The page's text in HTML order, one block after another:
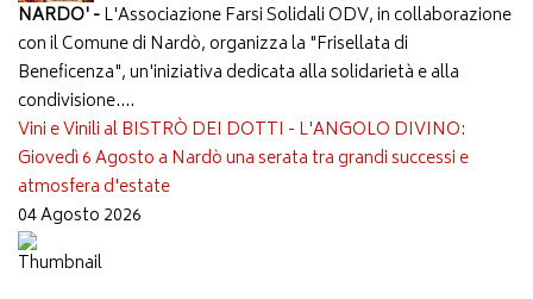
NARDO' -L'Associazione Farsi Solidali ODV, in collaborazione
con il Comune di Nardò, organizza la "Frisellata di
Beneficenza", un'iniziativa dedicata alla solidarietà e alla
condivisione....
Vini e Vinili al BISTRÒ DEI DOTTI - L'ANGOLO DIVINO:
Giovedì 6 Agosto a Nardò una serata tra grandi successi e
atmosfera d'estate
04 Agosto 2026